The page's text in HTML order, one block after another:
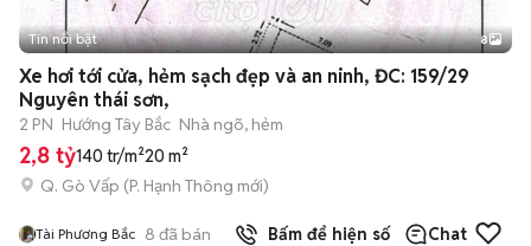
+2
Tin nổi bật 8
Xe hơi tới cửa, hẻm sạch đẹp và an ninh, ĐC: 159/29
Nguyên thái sơn,
2 PN Hướng Tây Bắc Nhà ngõ, hẻm
2,8 tỷ140 tr/m²20 m²
Q. Gò Vấp (P. Hạnh Thông mới)
Tài Phương Bắc 8 đã bán Bấm để hiện số Chat